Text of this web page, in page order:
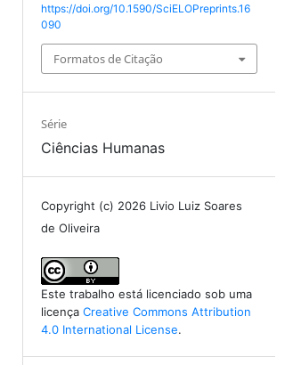
https://doi.org/10.1590/SciELOPreprints.16
090
Formatos de Citação
Série
Ciências Humanas
Copyright (c) 2026 Livio Luiz Soares
de Oliveira
Este trabalho está licenciado sob uma
licençaCreative Commons Attribution
4.0 International License.